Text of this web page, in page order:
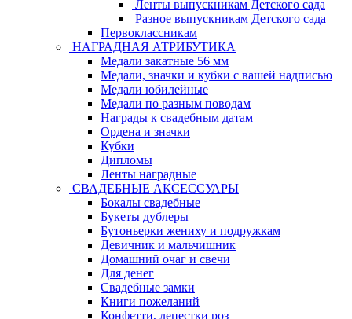
Ленты выпускникам Детского сада
Разное выпускникам Детского сада
Первоклассникам
НАГРАДНАЯ АТРИБУТИКА
Медали закатные 56 мм
Медали, значки и кубки с вашей надписью
Медали юбилейные
Медали по разным поводам
Награды к свадебным датам
Ордена и значки
Кубки
Дипломы
Ленты наградные
СВАДЕБНЫЕ АКСЕССУАРЫ
Бокалы свадебные
Букеты дублеры
Бутоньерки жениху и подружкам
Девичник и мальчишник
Домашний очаг и свечи
Для денег
Свадебные замки
Книги пожеланий
Конфетти, лепестки роз